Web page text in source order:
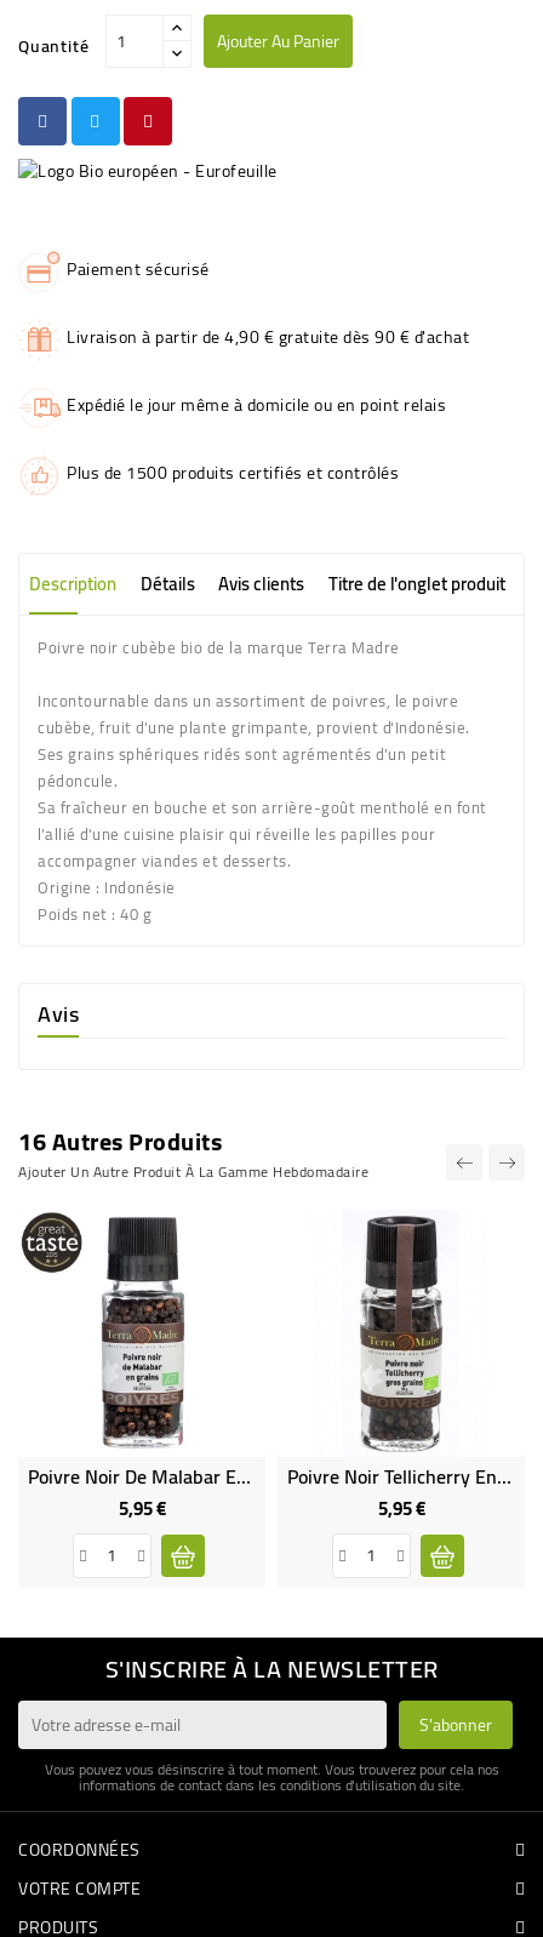
Quantité Ajouter Au Panier
Paiement sécurisé
Livraison à partir de 4,90 € gratuite dès 90 € d'achat
Expédié le jour même à domicile ou en point relais
Plus de 1500 produits certifiés et contrôlés
Description Détails Avis clients Titre de l'onglet produit
Poivre noir cubèbe bio de la marque Terra Madre
Incontournable dans un assortiment de poivres, le poivre
cubèbe, fruit d'une plante grimpante, provient d'Indonésie.
Ses grains sphériques ridés sont agrémentés d'un petit
pédoncule.
Sa fraîcheur en bouche et son arrière-goût mentholé en font
l'allié d'une cuisine plaisir qui réveille les papilles pour
accompagner viandes et desserts.
Origine : Indonésie
Poids net : 40 g
Avis
16 Autres Produits
Ajouter Un Autre Produit À La Gamme Hebdomadaire
Poivre Noir De Malabar En GRAINS Bio
5,95 €Prix
Poivre Noir Tellicherry En Grains Bio
5,95 €Prix
S'INSCRIRE À LA NEWSLETTER
Vous pouvez vous désinscrire à tout moment. Vous trouverez pour cela nos
informations de contact dans les conditions d'utilisation du site.
COORDONNÉES
VOTRE COMPTE
PRODUITS